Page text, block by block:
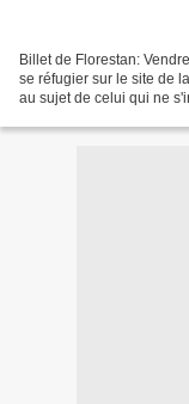
Billet de Florestan:
se réfugier sur le site de
au sujet de celui qui ne